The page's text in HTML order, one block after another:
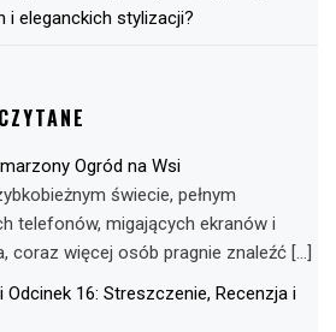
i eleganckich stylizacji?
Ogród na Wsi
świecie, pełnym
telefonów, migających ekranów i
coraz więcej osób pragnie znaleźć […]
16: Streszczenie, Recenzja i